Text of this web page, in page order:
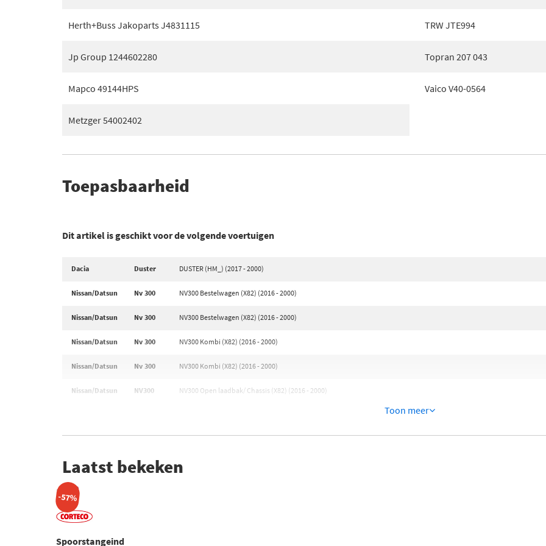
Herth+Buss Jakoparts J4831115
Jp Group 1244602280
Mapco 49144HPS
Metzger 54002402
TRW JTE994
Topran 207 043
Vaico V40-0564
Toepasbaarheid
Dit artikel is geschikt voor de volgende voertuigen
Dacia Duster DUSTER (HM_) (2017 - 2000)
Nissan/Datsun Nv 300 NV300 Bestelwagen (X82) (2016 - 2000)
Nissan/Datsun Nv 300 NV300 Bestelwagen (X82) (2016 - 2000)
Nissan/Datsun Nv 300 NV300 Kombi (X82) (2016 - 2000)
Nissan/Datsun Nv 300 NV300 Kombi (X82) (2016 - 2000)
Nissan/Datsun NV300 NV300 Open laadbak/ Chassis (X82) (2016 - 2000)
Toon meer
Laatst bekeken
-57%
Spoorstangeind